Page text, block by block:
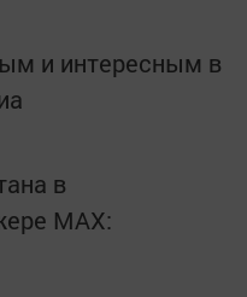
и интересным в
в
MАХ: